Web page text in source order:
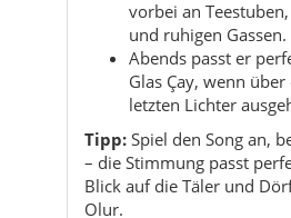
Spiel den Song an,
– die Stimmung passt
Blick auf die Täler und